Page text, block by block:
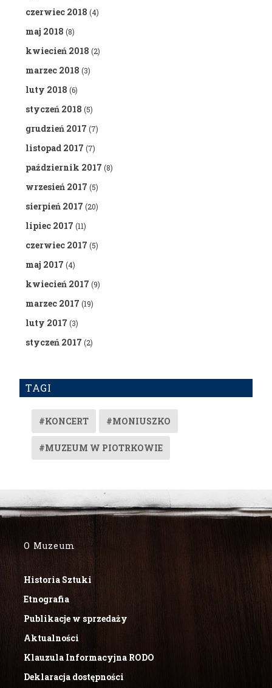
czerwiec 2018 (4)
maj 2018 (8)
kwiecień 2018 (2)
marzec 2018 (3)
luty 2018 (6)
styczeń 2018 (5)
grudzień 2017 (7)
listopad 2017 (7)
październik 2017 (8)
wrzesień 2017 (5)
sierpień 2017 (20)
lipiec 2017 (11)
czerwiec 2017 (5)
maj 2017 (4)
kwiecień 2017 (9)
marzec 2017 (19)
luty 2017 (3)
styczeń 2017 (2)
TAGI
#KONCERT #MONIUSZKO
#MUZEUM W PIOTRKOWIE
O Muzeum
Historia Sztuki
Etnografia
Publikacje w sprzedaży
Aktualności
Klauzula Informacyjna RODO
Deklaracja dostępności